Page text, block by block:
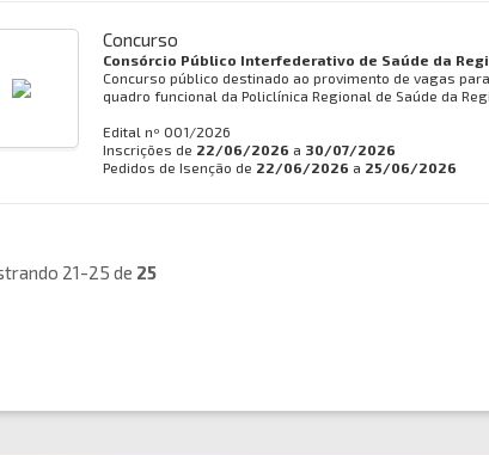
Concurso
Consórcio Público Interfederativo de Saúde da
Concurso público destinado ao provimento de vagas
quadro funcional da Policlínica Regional de Saúde da
Edital nº 001/2026
Inscrições de 22/06/2026 a 30/07/2026
Pedidos de Isenção de 22/06/2026 a 25/06/2026
21-25 de 25